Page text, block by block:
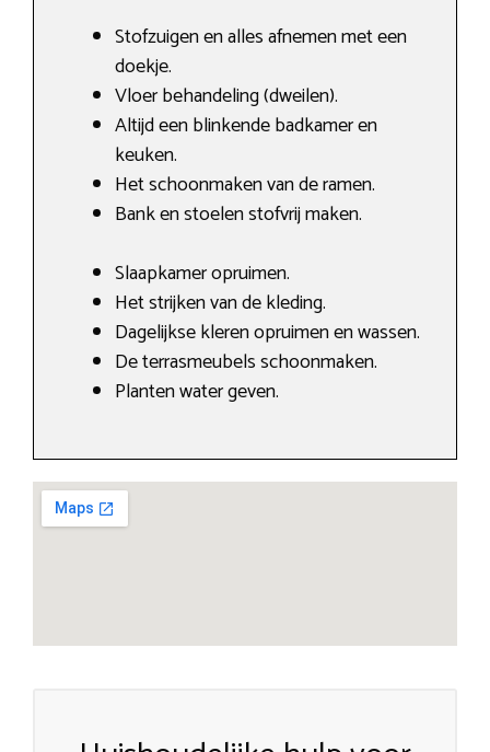
Stofzuigen en alles afnemen met een
doekje.
Vloer behandeling (dweilen).
Altijd een blinkende badkamer en
keuken.
Het schoonmaken van de ramen.
Bank en stoelen stofvrij maken.
Slaapkamer opruimen.
Het strijken van de kleding.
Dagelijkse kleren opruimen en wassen.
De terrasmeubels schoonmaken.
Planten water geven.